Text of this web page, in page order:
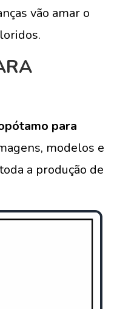
vão amar o
para
modelos e
a produção de